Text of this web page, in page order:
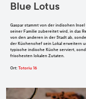
Blue Lotus
Gaspar stammt von der indischen
seiner Familie zubereitet wird, in das
von den anderen in der Stadt ab,
der Küchenchef sein Lokal erweitern
typische indische Küche serviert,
frischesten lokalen Zutaten.
Ort: Totoriu 16